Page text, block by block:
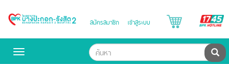
Bangpakok
สมัครสมาชิก เข้าสู่ระบบ
Toggle
ค้น